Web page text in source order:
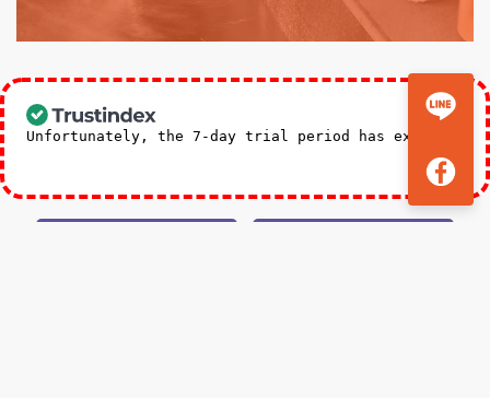
NT$ 3,588 起
Unfortunately, the 7-day trial period has expired.